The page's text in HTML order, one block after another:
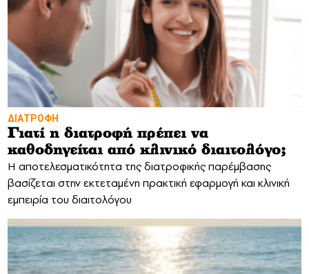
ΔΙΑΤΡΟΦΗ
Γιατί η διατροφή πρέπει να
καθοδηγείται από κλινικό διαιτολόγο;
Η αποτελεσματικότητα της διατροφικής παρέμβασης
βασίζεται στην εκτεταμένη πρακτική εφαρμογή και κλινική
εμπειρία του διαιτολόγου